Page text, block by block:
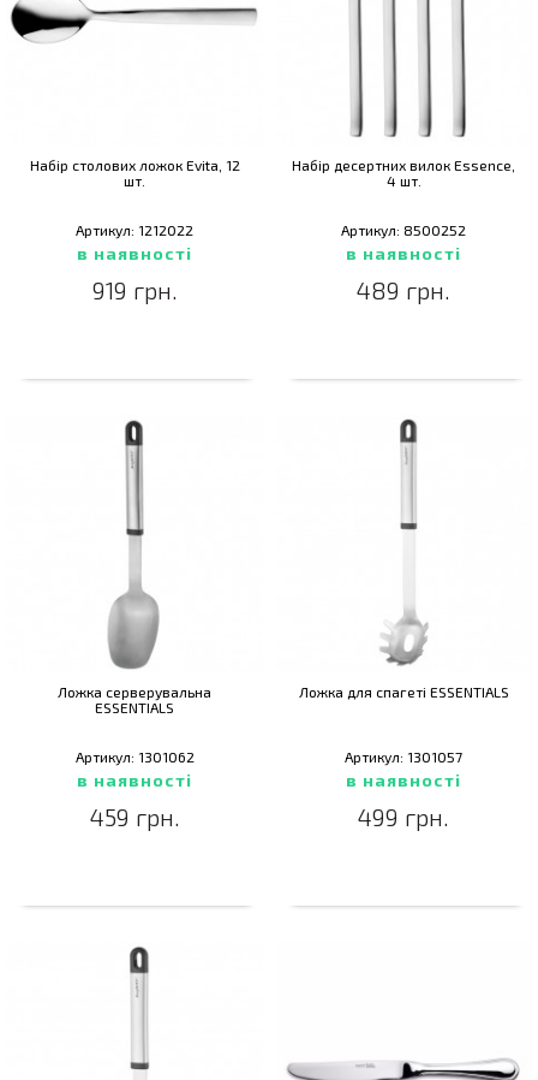
Набір столових ложок Evita, 12
шт.
Артикул: 1212022
в наявності
919 грн.
Набір десертних вилок Essence,
4 шт.
Артикул: 8500252
в наявності
489 грн.
Ложка серверувальна
ESSENTIALS
Артикул: 1301062
в наявності
459 грн.
Ложка для спагеті ESSENTIALS
Артикул: 1301057
в наявності
499 грн.